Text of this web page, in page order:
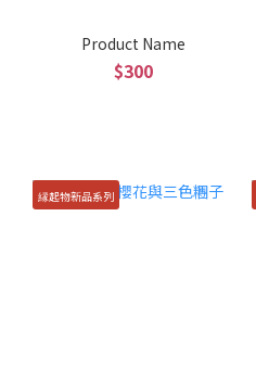
Product Name
$300
縁起物新品系列